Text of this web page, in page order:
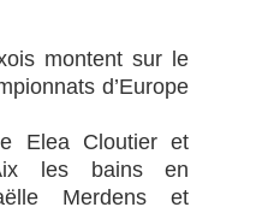
montent sur le
d’Europe
Elea Cloutier et
les bains en
Merdens et